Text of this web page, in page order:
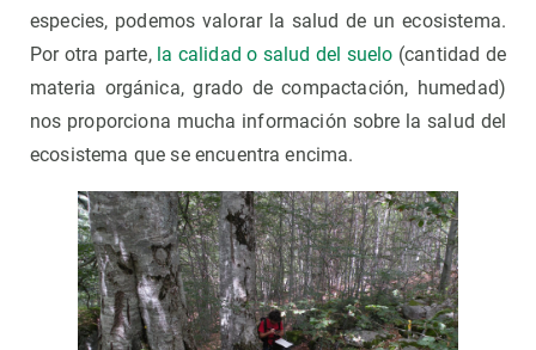
especies, podemos valorar la salud de un ecosistema.
Por otra parte, la calidad o salud del suelo (cantidad de
materia orgánica, grado de compactación, humedad)
nos proporciona mucha información sobre la salud del
ecosistema que se encuentra encima.